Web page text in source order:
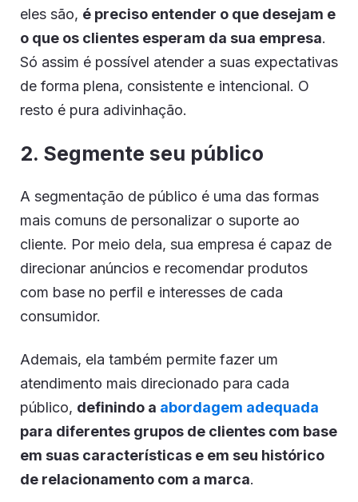
eles são, é preciso entender o que desejam e
o que os clientes esperam da sua empresa.
Só assim é possível atender a suas expectativas
de forma plena, consistente e intencional. O
resto é pura adivinhação.
2. Segmente seu público
A segmentação de público é uma das formas
mais comuns de personalizar o suporte ao
cliente. Por meio dela, sua empresa é capaz de
direcionar anúncios e recomendar produtos
com base no perfil e interesses de cada
consumidor.
Ademais, ela também permite fazer um
atendimento mais direcionado para cada
público, definindo a abordagem adequada
para diferentes grupos de clientes com base
em suas características e em seu histórico
de relacionamento com a marca.